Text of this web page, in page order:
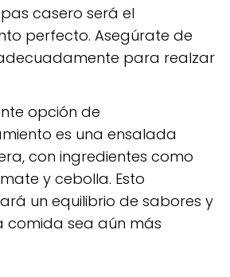
casero será el
perfecto. Asegúrate de
para realzar
opción de
es una ensalada
con ingredientes como
y cebolla. Esto
un equilibrio de sabores y
comida sea aún más